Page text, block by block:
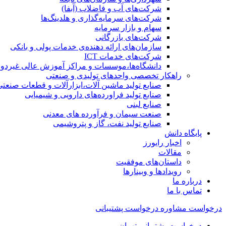
شرکت‌های آب و فاضلاب (آبفا)
شرکت‌های سرمایه‌گذاری و هلدینگ‌ها
سهام و بازار سرمایه
شرکت‌های بازرگانی
سازمان‌های ارائه دهنده‌ی خدمات پولی و بانکی
شرکت‌های خدمات ICT
دانشگاه‌ها،موسسات و مراکز آموزش عالی
راهکار تخصصی واحدهای تولیدی و صنعتی
صنایع توليد ماشين آلات،ابزارآلات و قطعات
صنایع تولید فراورده‌های دارویی و شیمیایی
صنایع لبنی
صنعت سیمان و فرآورده های معدنی
صنایع تولید نفت، گاز و پتروشيمی
پایگاه دانش
اخبار رایورز
مقالات
داستان‌های موفقیت
رویدادها و وبینارها
درباره ما
تماس با ما
درخواست مشاوره درخواست پشتیبانی